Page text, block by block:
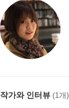
작가와 인터뷰 (1개)